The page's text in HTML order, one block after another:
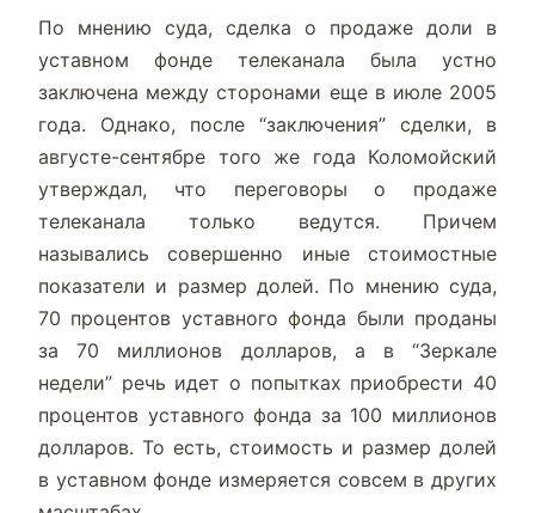
По мнению суда, сделка о продаже доли в
уставном фонде телеканала была устно
заключена между сторонами еще в июле 2005
года. Однако, после “заключения” сделки, в
августе-сентябре того же года Коломойский
утверждал, что переговоры о продаже
телеканала только ведутся. Причем
назывались совершенно иные стоимостные
показатели и размер долей. По мнению суда,
70 процентов уставного фонда были проданы
за 70 миллионов долларов, а в “Зеркале
недели” речь идет о попытках приобрести 40
процентов уставного фонда за 100 миллионов
долларов. То есть, стоимость и размер долей
в уставном фонде измеряется совсем в других